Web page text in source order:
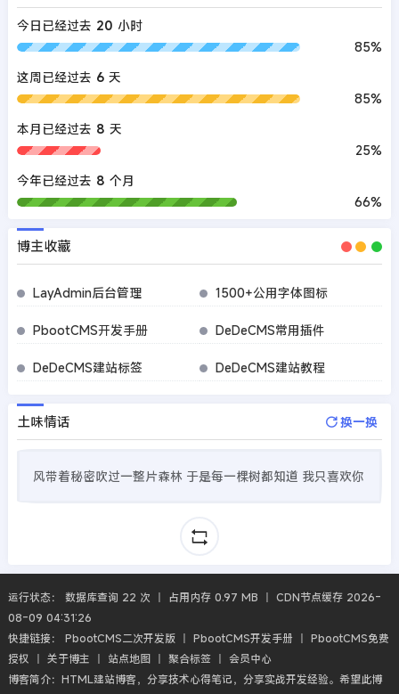
今日已经过去 20 小时
85%
这周已经过去 6 天
85%
本月已经过去 8 天
25%
今年已经过去 8 个月
66%
博主收藏
LayAdmin后台管理 1500+公用字体图标
PbootCMS开发手册 DeDeCMS常用插件
DeDeCMS建站标签 DeDeCMS建站教程
土味情话 换一换
风带着秘密吹过一整片森林 于是每一棵树都知道 我只喜欢你
运行状态： 数据库查询 22 次 丨 占用内存 0.97 MB 丨 CDN节点缓存 2026-
08-09 04:31:26
快捷链接： PbootCMS二次开发版丨 PbootCMS开发手册 丨 PbootCMS免费
授权 丨 关于博主 丨 站点地图丨 聚合标签丨 会员中心
博客简介：HTML建站博客，分享技术心得笔记，分享实战开发经验。希望此博